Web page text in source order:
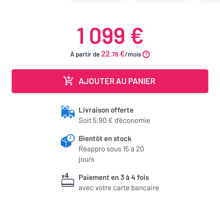
1 099 €
À partir de22.78 €/mois
AJOUTER AU PANIER
Livraison offerte
Soit 5,90 € d'économie
Bientôt en stock
Réappro sous 15 à 20
jours
Paiement en 3 à 4 fois
avec votre carte bancaire